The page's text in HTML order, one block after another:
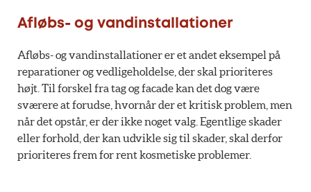
Afløbs- og vandinstallationer
Afløbs- og vandinstallationer er et andet eksempel på
reparationer og vedligeholdelse, der skal prioriteres
højt. Til forskel fra tag og facade kan det dog være
sværere at forudse, hvornår der et kritisk problem, men
når det opstår, er der ikke noget valg. Egentlige skader
eller forhold, der kan udvikle sig til skader, skal derfor
prioriteres frem for rent kosmetiske problemer.